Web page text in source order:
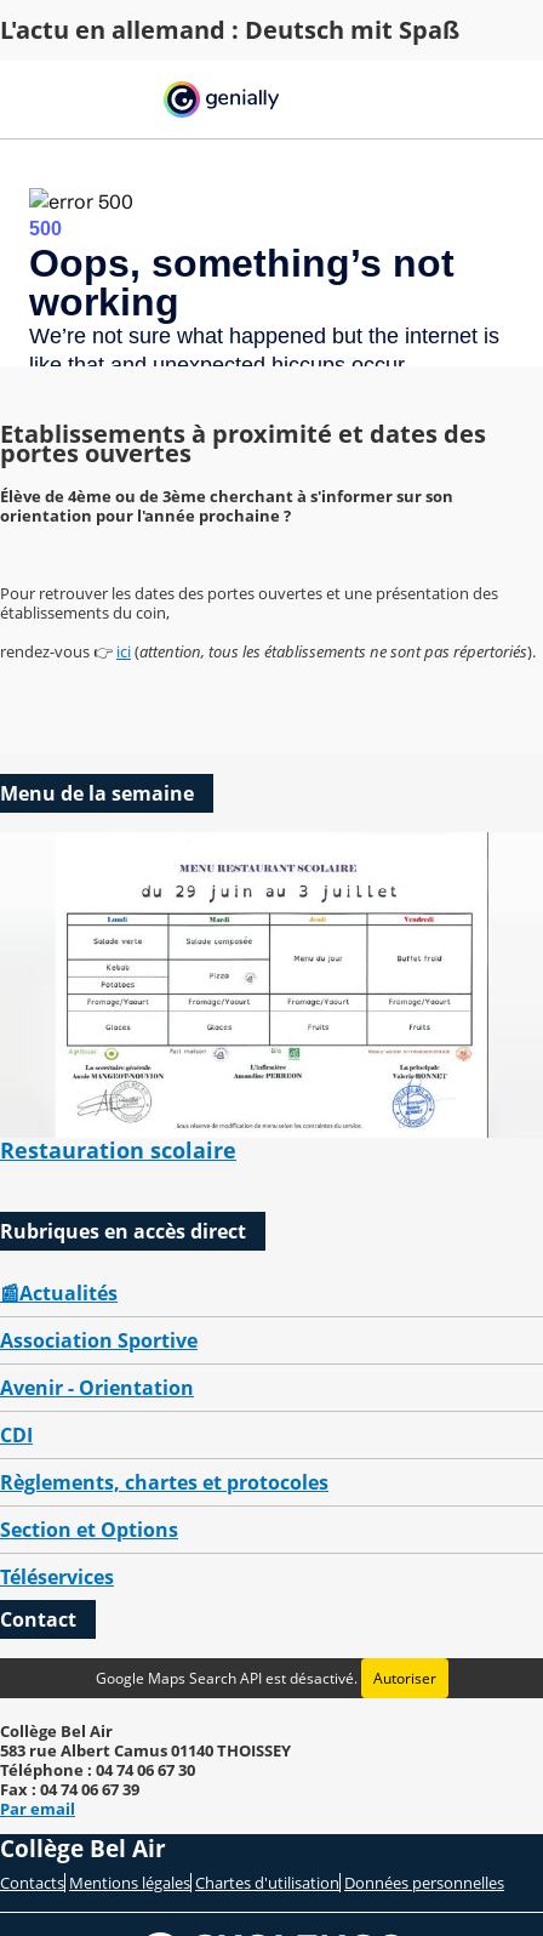
L'actu en allemand : Deutsch mit Spaß
Etablissements à proximité et dates des
portes ouvertes
Élève de 4ème ou de 3ème cherchant à s'informer sur son
orientation pour l'année prochaine ?
Pour retrouver les dates des portes ouvertes et une présentation des
établissements du coin,
rendez-vous 👉 ici(attention, tous les établissements ne sont pas répertoriés).
Menu de la semaine
Restauration scolaire
Rubriques en accès direct
📰Actualités
Association Sportive
Avenir - Orientation
CDI
Règlements, chartes et protocoles
Section et Options
Téléservices
Contact
Google Maps Search API est désactivé. Autoriser
Collège Bel Air
583 rue Albert Camus 01140 THOISSEY
Téléphone : 04 74 06 67 30
Fax : 04 74 06 67 39
Par email
Collège Bel Air
Contacts Mentions légales Chartes d'utilisation Données personnelles